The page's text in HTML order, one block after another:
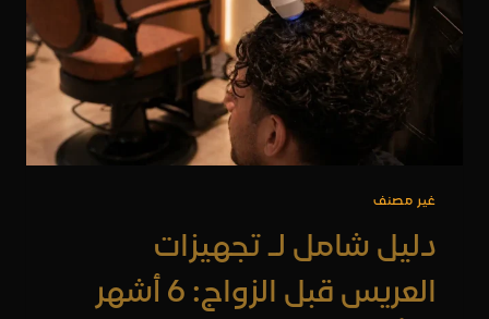
غير مصنف
دليل شامل لـ تجهيزات
العريس قبل الزواج: 6 أشهر